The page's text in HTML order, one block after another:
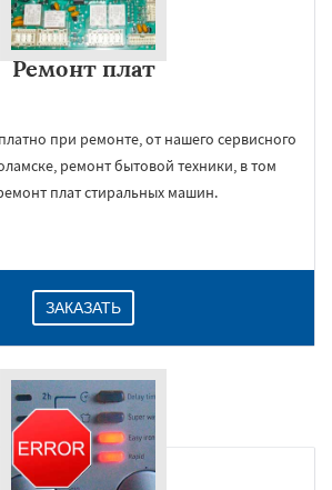
Ремонт плат
при ремонте, от нашего сервисного
ремонт бытовой техники, в том
плат стиральных машин.
ЗАКАЗАТЬ